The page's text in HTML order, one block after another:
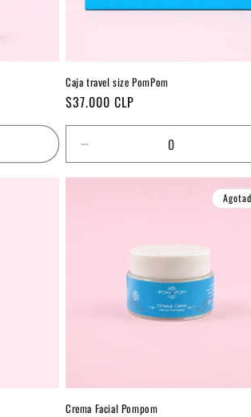
Caja travel size PomPom
Precio
habitual
$37.000 CLP
cantidad
Crema Facial Pompom